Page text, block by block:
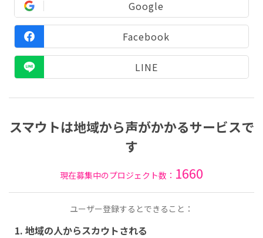
Google
Facebook
LINE
スマウトは地域から声がかかるサービスで
す
現在募集中のプロジェクト数： 1660
ユーザー登録するとできること：
1. 地域の人からスカウトされる